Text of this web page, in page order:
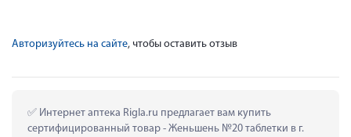
Авторизуйтесь на сайте, чтобы оставить отзыв
Интернет аптека Rigla.ru предлагает вам купить
сертифицированный товар - Женьшень №20 таблетки в г.